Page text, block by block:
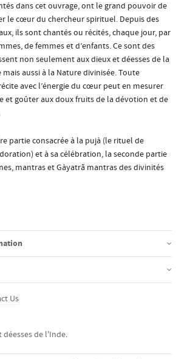
dans cet ouvrage, ont le grand pouvoir de
le cœur du chercheur spirituel. Depuis des
ils sont chantés ou récités, chaque jour, par
de femmes et d’enfants. Ce sont des
non seulement aux dieux et déesses de la
aussi à la Nature divinisée. Toute
avec l’énergie du cœur peut en mesurer
et goûter aux doux fruits de la dévotion et de
partie consacrée à la pujà (le rituel de
et à sa célébration, la seconde partie
mantras et Gàyatrã mantras des divinités
Us
déesses de l'Inde.